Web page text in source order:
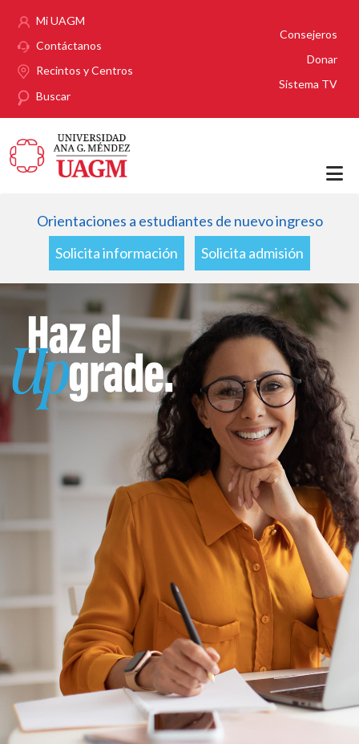
Mi UAGM
Contáctanos
Recintos y Centros
Buscar
Consejeros
Donar
Sistema TV
Orientaciones a estudiantes de nuevo ingreso
Solicita información
Solicita admisión